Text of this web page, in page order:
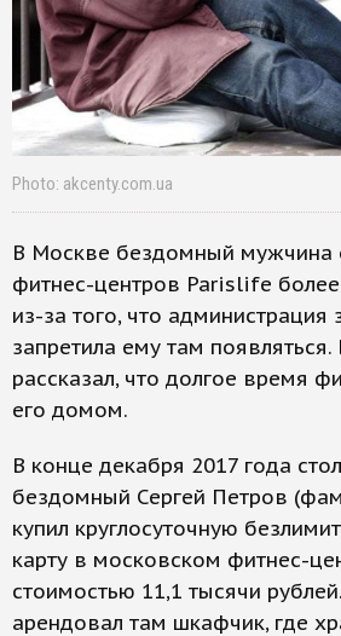
Photo: akcenty.com.ua
В Москве бездомный мужчина
фитнес-центров Parislife
из-за того, что администрация
запретила ему там
рассказал, что долгое время
его домом.
В конце декабря 2017 года
бездомный Сергей Петров
купил круглосуточную
карту в московском фитнес-
стоимостью 11,1 тысячи
арендовал там шкафчик, где